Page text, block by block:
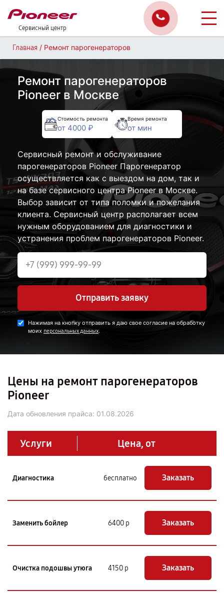
Сервисный центр
Главная / Ремонт парогенераторов
Ремонт парогенераторов
Pioneer в Москве
Стоимость ремонта
от 4000 ₽
Время ремонта
от мин
Сервисный ремонт и обслуживание
парогенераторов Pioneer Парогенератор
осуществляется как с выездом на дом, так и
на базе сервисного центра Pioneer в Москве.
Выбор зависит от типа поломки и пожелания
клиента. Сервисный центр располагает всем
нужным оборудованием для диагностики и
устранения проблем парогенераторов Pioneer.
Отправить заявку
Нажимая на кнопку отправить я даю свое согласие на обработку
моих персональных данных.
Цены на ремонт парогенераторов
Pioneer
Дата обновления прайса: 01.08.2026
Услуги Цена, от
Диагностика бесплатно Заказать
Заменить бойлер 6400 р Заказать
Очистка подошвы утюга 4150 р Заказать